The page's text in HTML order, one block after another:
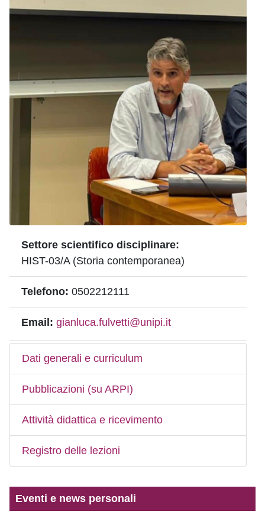
Settore scientifico disciplinare:
HIST-03/A (Storia contemporanea)
Telefono: 0502212111
Email: gianluca.fulvetti@unipi.it
Dati generali e curriculum
Pubblicazioni (su ARPI)
Attività didattica e ricevimento
Registro delle lezioni
Eventi e news personali